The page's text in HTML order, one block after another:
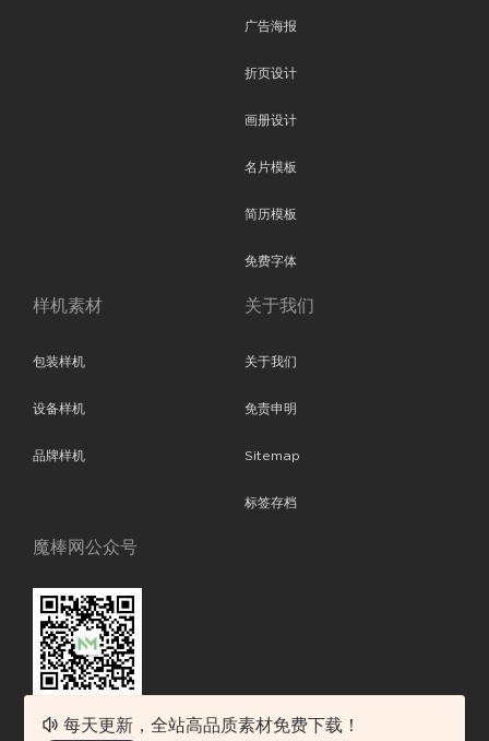
广告海报
折页设计
画册设计
名片模板
简历模板
免费字体
样机素材
包装样机
设备样机
品牌样机
关于我们
关于我们
免责申明
Sitemap
标签存档
魔棒网公众号
每天更新，全站高品质素材免费下载！